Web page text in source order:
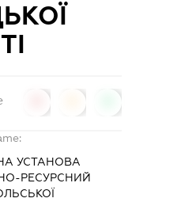
УСТАНОВА
РЕСУРСНИЙ